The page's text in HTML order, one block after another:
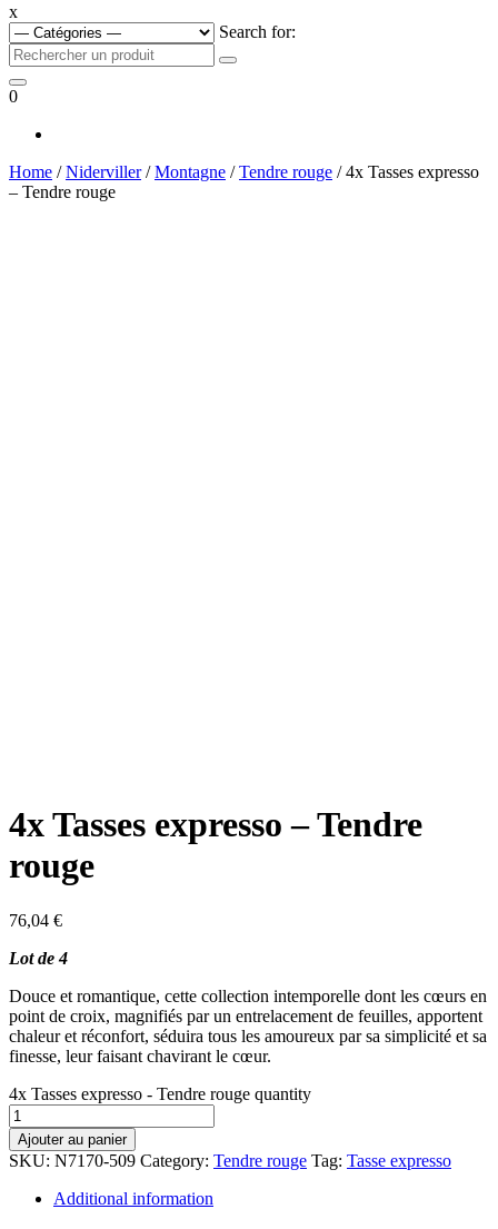
x
Search for:
0
Home /Niderviller/Montagne /Tendre rouge / 4x Tasses expresso
– Tendre rouge
4x Tasses expresso – Tendre
rouge
76,04 €
Lot de 4
Douce et romantique, cette collection intemporelle dont les cœurs en
point de croix, magnifiés par un entrelacement de feuilles, apportent
chaleur et réconfort, séduira tous les amoureux par sa simplicité et sa
finesse, leur faisant chavirant le cœur.
4x Tasses expresso - Tendre rouge quantity
Ajouter au panier
SKU: N7170-509 Category: Tendre rouge Tag: Tasse expresso
Additional information